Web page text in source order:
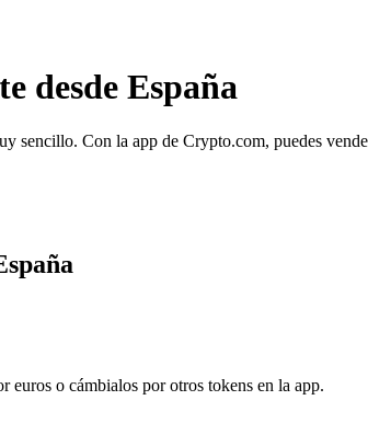
desde España
sencillo. Con la app de Crypto.com, puedes
o cámbialos por otros tokens en la app.